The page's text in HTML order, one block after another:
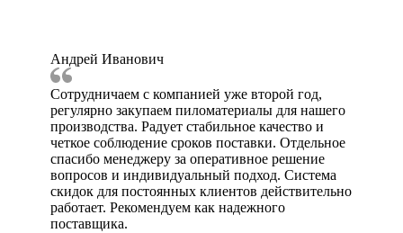
Андрей Иванович
Сотрудничаем с компанией уже второй год,
регулярно закупаем пиломатериалы для нашего
производства. Радует стабильное качество и
четкое соблюдение сроков поставки. Отдельное
спасибо менеджеру за оперативное решение
вопросов и индивидуальный подход. Система
скидок для постоянных клиентов действительно
работает. Рекомендуем как надежного
поставщика.